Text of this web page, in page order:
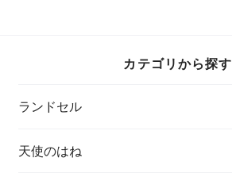
カテゴリから探す
ランドセル
天使のはね